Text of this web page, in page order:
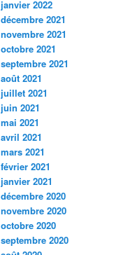
janvier 2022
décembre 2021
novembre 2021
octobre 2021
septembre 2021
août 2021
juillet 2021
juin 2021
mai 2021
avril 2021
mars 2021
février 2021
janvier 2021
décembre 2020
novembre 2020
octobre 2020
septembre 2020